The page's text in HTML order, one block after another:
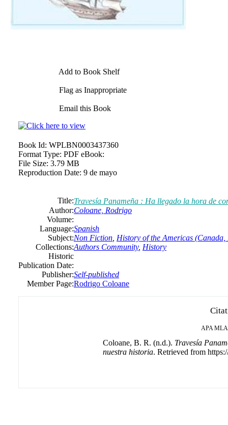
Add to Book Shelf
Flag as Inappropriate
Email this Book
Book Id: WPLBN0003437360
Format Type: PDF eBook:
File Size: 3.79 MB
Reproduction Date: 9 de mayo
Title:Travesía Panameña : Ha llegado la hora de
Author:Coloane, Rodrigo
Volume:
Language:Spanish
Subject:Non Fiction History of the Americas
Collections:Authors Community, History
Historic
Publication Date:
Publisher:Self-published
Member Page:Rodrigo Coloane
APA MLA
Coloane, B. R. (n.d.). Travesía
nuestra historia. Retrieved from